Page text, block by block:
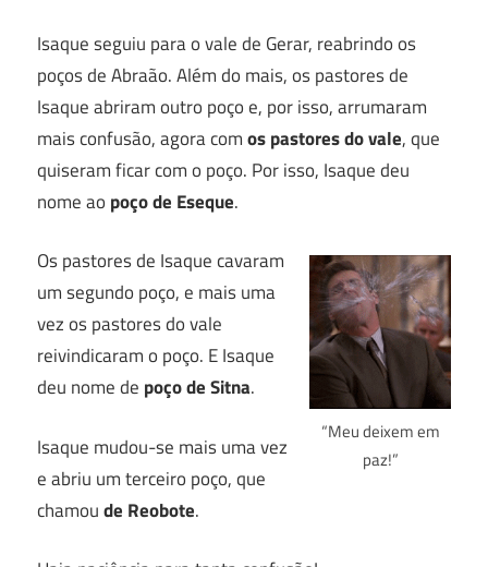
Isaque seguiu para o vale de Gerar, reabrindo os
poços de Abraão. Além do mais, os pastores de
Isaque abriram outro poço e, por isso, arrumaram
mais confusão, agora comos pastores do vale, que
quiseram ficar com o poço. Por isso, Isaque deu
nome ao poço de Eseque.
“Meu deixem em
paz!”
Os pastores de Isaque cavaram
um segundo poço, e mais uma
vez os pastores do vale
reivindicaram o poço. E Isaque
deu nome de poço de Sitna.
Isaque mudou-se mais uma vez
e abriu um terceiro poço, que
chamoude Reobote.